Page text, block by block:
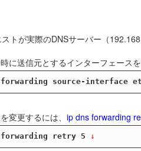
トが実際のDNSサーバー（
に送信元とするインターフェース
source-interface
変更するには、 ip dns forwarding
retry 5 ↓